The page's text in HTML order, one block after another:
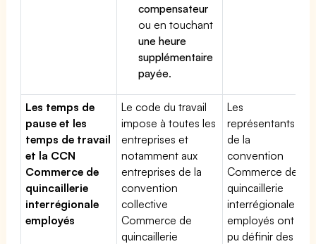
compensateur
ou en touchant
une heure
supplémentaire
payée.
Les temps de
pause et les
temps de travail
et la CCN
Commerce de
quincaillerie
interrégionale
employés
Le code du travail
impose à toutes les
entreprises et
notamment aux
entreprises de la
convention
collective
Commerce de
quincaillerie
Les
représentants
de la
convention
Commerce de
quincaillerie
interrégionale
employés ont
pu définir des